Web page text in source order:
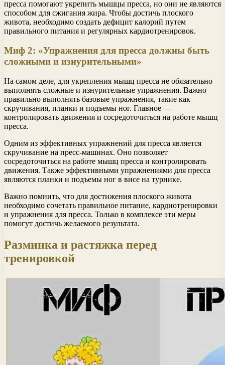
пресса помогают укрепить мышцы пресса, но они не являются
способом для сжигания жира. Чтобы достичь плоского
живота, необходимо создать дефицит калорий путем
правильного питания и регулярных кардиотренировок.
Миф 2: «Упражнения для пресса должны быть
сложными и изнурительными»
На самом деле, для укрепления мышц пресса не обязательно
выполнять сложные и изнурительные упражнения. Важно
правильно выполнять базовые упражнения, такие как
скручивания, планки и подъемы ног. Главное —
контролировать движения и сосредоточиться на работе мышц
пресса.
Одним из эффективных упражнений для пресса является
скручивание на пресс-машинах. Оно позволяет
сосредоточиться на работе мышц пресса и контролировать
движения. Также эффективными упражнениями для пресса
являются планки и подъемы ног в висе на турнике.
Важно помнить, что для достижения плоского живота
необходимо сочетать правильное питание, кардиотренировки
и упражнения для пресса. Только в комплексе эти меры
помогут достичь желаемого результата.
Разминка и растяжка перед
тренировкой